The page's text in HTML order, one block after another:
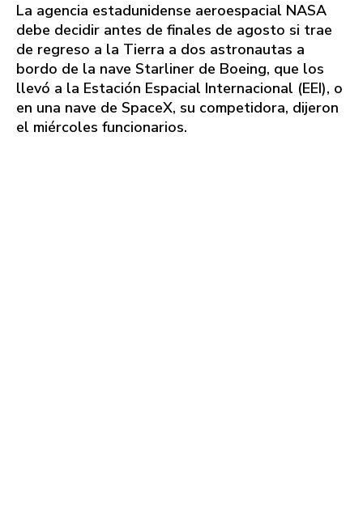
La agencia estadunidense aeroespacial NASA
debe decidir antes de finales de agosto si trae
de regreso a la Tierra a dos astronautas a
bordo de la nave Starliner de Boeing, que los
llevó a la Estación Espacial Internacional (EEI), o
en una nave de SpaceX, su competidora, dijeron
el miércoles funcionarios.